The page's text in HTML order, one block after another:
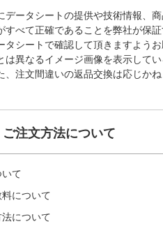
ータシートの提供や技術情報、商
べて正確であることを弊社が保証
シートで確認して頂きますようお
異なるイメージ画像を表示してい
注文間違いの返品交換は応じか
注文方法について
て
について
について